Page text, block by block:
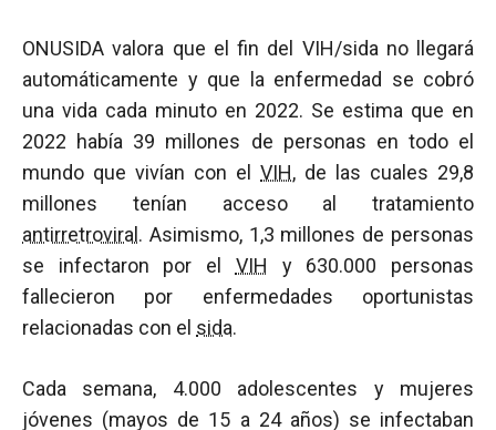
ONUSIDA valora que el fin del VIH/sida no llegará
automáticamente y que la enfermedad se cobró
una vida cada minuto en 2022. Se estima que en
2022 había 39 millones de personas en todo el
mundo que vivían con el VIH, de las cuales 29,8
millones tenían acceso al tratamiento
antirretroviral . Asimismo, 1,3 millones de personas
se infectaron por el VIH y 630.000 personas
fallecieron por enfermedades oportunistas
relacionadas con el sida.
Cada semana, 4.000 adolescentes y mujeres
jóvenes (mayos de 15 a 24 años) se infectaban